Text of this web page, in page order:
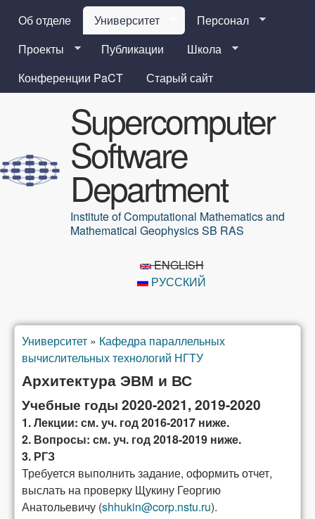
Перейти к основному
содержанию
Об отделе Университет
Персонал
Проекты
Публикации
Школа
Конференции PaCT
Старый сайт
Supercomputer
Software
Department
Institute of Computational Mathematics and
Mathematical Geophysics SB RAS
ENGLISH
РУССКИЙ
Вы здесь
Университет » Кафедра параллельных
вычислительных технологий НГТУ
Архитектура ЭВМ и ВС
Учебные годы 2020-2021, 2019-2020
1. Лекции: см. уч. год 2016-2017 ниже.
2. Вопросы: см. уч. год 2018-2019 ниже.
3. РГЗ
Требуется выполнить задание, оформить отчет,
выслать на проверку Щукину Георгию
Анатольевичу (shhukin@corp.nstu.ru).